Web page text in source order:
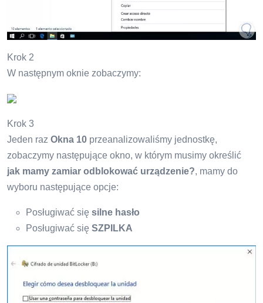
Krok 2
W następnym oknie zobaczymy:
Krok 3
Jeden raz Okna 10 przeanalizowaliśmy jednostkę,
zobaczymy następujące okno, w którym musimy określić
jak mamy zamiar odblokować urządzenie?, mamy do
wyboru następujące opcje:
Posługiwać się silne hasło
Posługiwać się SZPILKA